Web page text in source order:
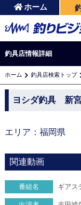
ホーム
釣具店情報詳細
ホーム 釣具店検索トップ
ヨシダ釣具 新
エリア：福岡県
関連動画
番組名 ギアス